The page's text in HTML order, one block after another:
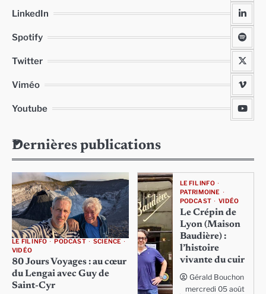
LinkedIn
Spotify
Twitter
Viméo
Youtube
Dernières publications
LE FIL INFO PODCAST
SCIENCE
VIDÉO
80 Jours Voyages : au cœur
du Lengai avec Guy de
Saint-Cyr
LE FIL INFO
PATRIMOINE
PODCAST
VIDÉO
Le Crépin de
Lyon (Maison
Baudière) :
l’histoire
vivante du cuir
Gérald Bouchon
mercredi 05 août